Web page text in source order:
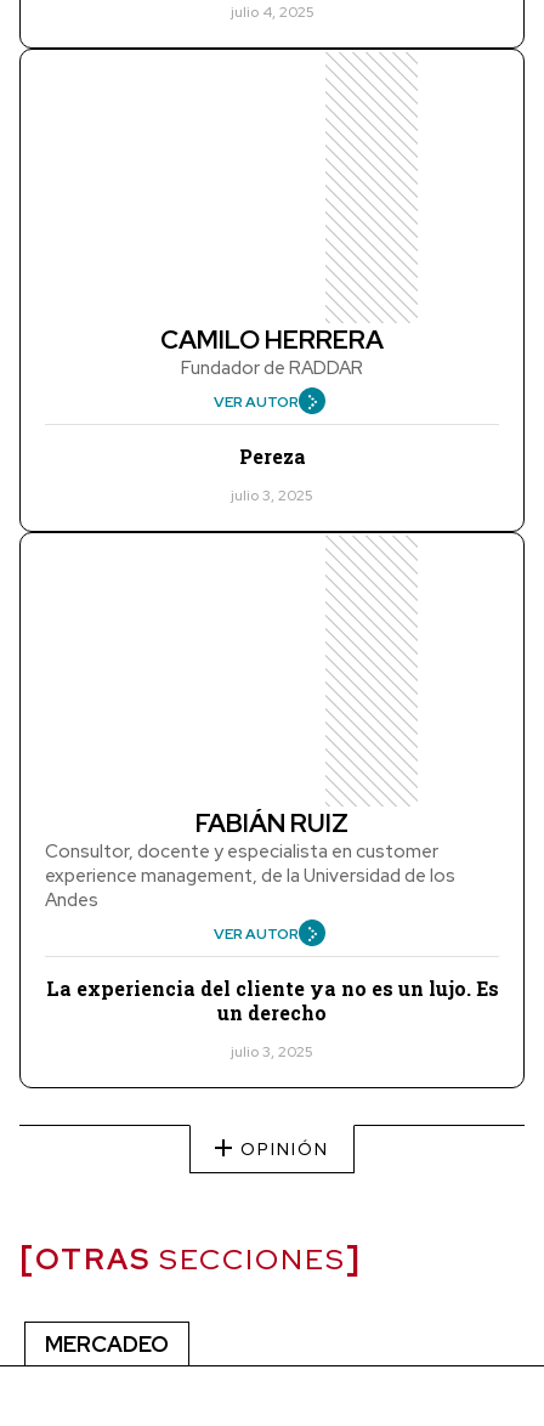
julio 4, 2025
CAMILO HERRERA
Fundador de RADDAR
VER AUTOR
Pereza
julio 3, 2025
FABIÁN RUIZ
Consultor, docente y especialista en customer
experience management, de la Universidad de los
Andes
VER AUTOR
La experiencia del cliente ya no es un lujo. Es
un derecho
julio 3, 2025
OPINIÓN
OTRAS SECCIONES
MERCADEO